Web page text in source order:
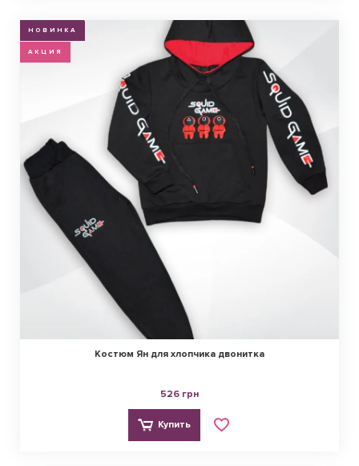
НОВИНКА
АКЦИЯ
Костюм Ян для хлопчика двонитка
526 грн
Купить